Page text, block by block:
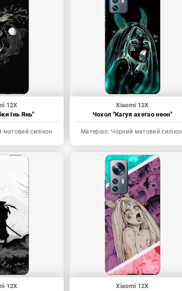
12X
Інь Янь"
матовий силікон
Xiaomi 12X
Чохол "Кагуя ахегао неон"
Матеріал: Чорний матовий
12X
Xiaomi 12X